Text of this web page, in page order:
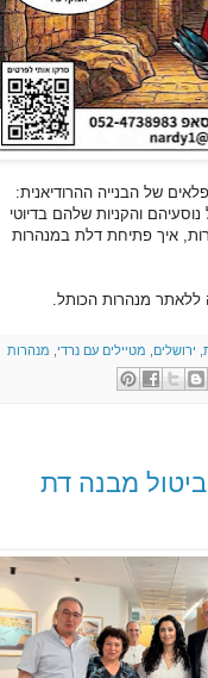
של הבנייה ההרודיאנית:
שמשקלה כמו 9 טנקי מרכבה או 2 מטוסי בואינג 747 על נוסעיהם והקניות שלהם בדיוטי
איך פתיחת דלת במנהרות
ללאתר מנהרות הכותל.
ירושלים מטיילים עם נרדי
מנהרות
מבנה דת